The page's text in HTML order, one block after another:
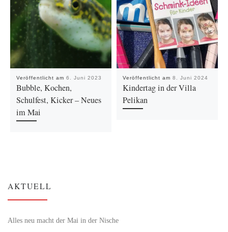
Veröffentlicht am 6. Juni 2023
Bubble, Kochen,
Schulfest, Kicker – Neues
im Mai
Veröffentlicht am 8. Juni 2024
Kindertag in der Villa
Pelikan
AKTUELL
Alles neu macht der Mai in der Nische